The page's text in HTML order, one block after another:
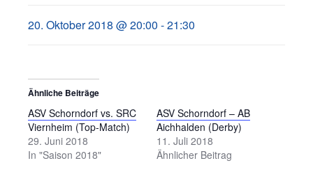
20. Oktober 2018 @ 20:00 -21:30
Ähnliche Beiträge
ASV Schorndorf vs. SRC
Viernheim (Top-Match)
29. Juni 2018
In "Saison 2018"
ASV Schorndorf – AB
Aichhalden (Derby)
11. Juli 2018
Ähnlicher Beitrag